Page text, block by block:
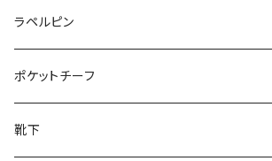
50/XL～
27cm～
28cm～
ラペルピン
ポケットチーフ
靴下